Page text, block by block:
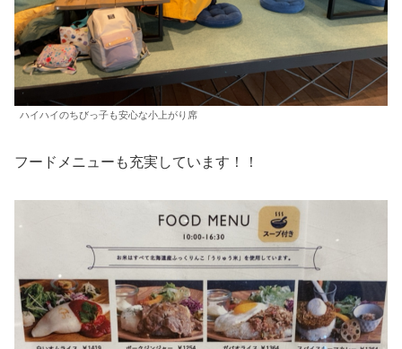
ハイハイのちびっ子も安心な小上がり席
フードメニューも充実しています！！